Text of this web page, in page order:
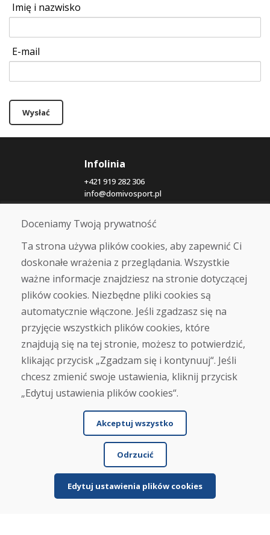
Imię i nazwisko
E-mail
Wysłać
Infolinia
+421 919 282 306
info@domivosport.pl
O nas
Blog
O nas
Sklep
Kontakt
Zakup
Sklep internetowy
Warunki handlowe
Transport
Zapłata
Skarga
Zwrot i wymiana towaru
Ochrona danych osobowych
Cookies
Doceniamy Twoją prywatność
Ta strona używa plików cookies, aby zapewnić Ci
doskonałe wrażenia z przeglądania. Wszystkie
ważne informacje znajdziesz na stronie dotyczącej
plików cookies. Niezbędne pliki cookies są
automatycznie włączone. Jeśli zgadzasz się na
przyjęcie wszystkich plików cookies, które
znajdują się na tej stronie, możesz to potwierdzić,
klikając przycisk „Zgadzam się i kontynuuj“. Jeśli
chcesz zmienić swoje ustawienia, kliknij przycisk
„Edytuj ustawienia plików cookies“.
Akceptuj wszystko
Odrzucić
Edytuj ustawienia plików cookies